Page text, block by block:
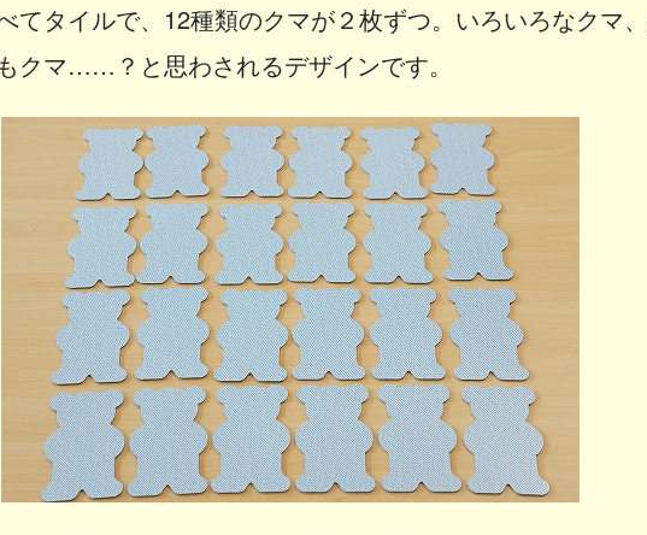
てタイルで、12種類のクマが２枚ずつ。いろいろなクマ
クマ……？と思わされるデザインです。